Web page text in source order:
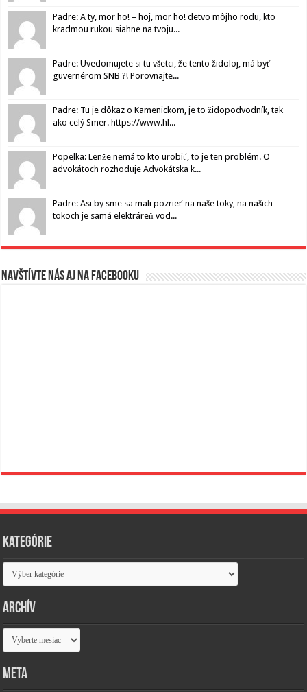
Padre: A ty, mor ho! – hoj, mor ho! detvo môjho rodu, kto
kradmou rukou siahne na tvoju...
Padre: Uvedomujete si tu všetci, že tento židoloj, má byť
guvernérom SNB ?! Porovnajte...
Padre: Tu je dôkaz o Kamenickom, je to židopodvodník, tak
ako celý Smer. https://www.hl...
Popelka: Lenže nemá to kto urobiť, to je ten problém. O
advokátoch rozhoduje Advokátska k...
Padre: Asi by sme sa mali pozrieť na naše toky, na našich
tokoch je samá elektráreň vod...
Navštívte nás aj na Facebooku
Kategórie
Kategórie
Archív
Archív
Meta